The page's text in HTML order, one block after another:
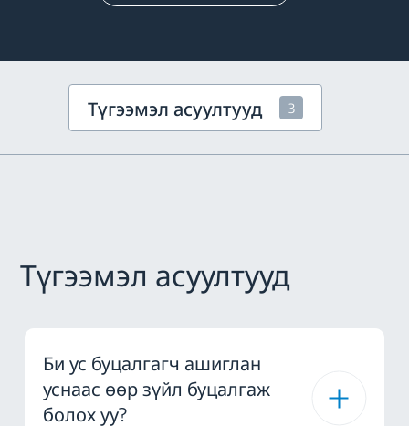
Түгээмэл асуултууд 3
Түгээмэл асуултууд
Би ус буцалгагч ашиглан
уснаас өөр зүйл буцалгаж
болох уу?